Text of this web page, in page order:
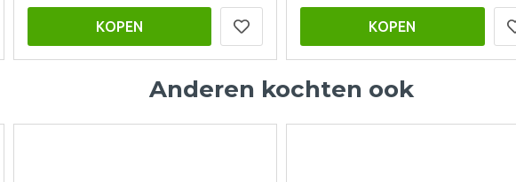
KOPEN KOPEN
Anderen kochten ook